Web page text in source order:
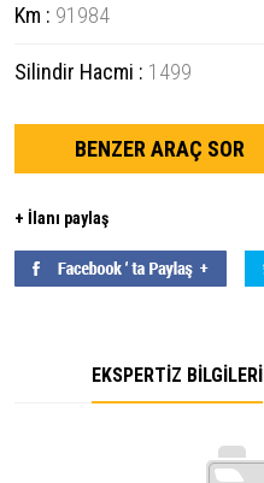
Km : 91984
Silindir Hacmi : 1499
BENZER ARAÇ SOR
+ İlanı paylaş
EKSPERTİZ BİLGİLERİ